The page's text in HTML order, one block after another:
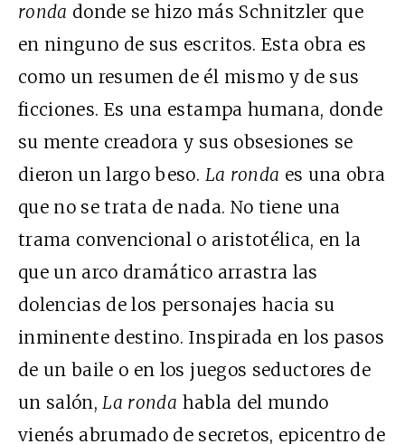
ronda donde se hizo más Schnitzler que
en ninguno de sus escritos. Esta obra es
como un resumen de él mismo y de sus
ficciones. Es una estampa humana, donde
su mente creadora y sus obsesiones se
dieron un largo beso. La ronda es una obra
que no se trata de nada. No tiene una
trama convencional o aristotélica, en la
que un arco dramático arrastra las
dolencias de los personajes hacia su
inminente destino. Inspirada en los pasos
de un baile o en los juegos seductores de
un salón,La ronda habla del mundo
vienés abrumado de secretos, epicentro de